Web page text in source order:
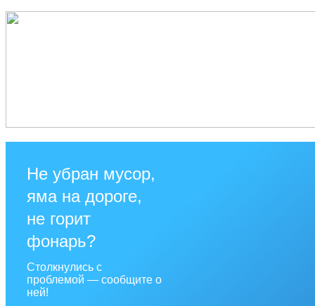
Не убран мусор,
яма на дороге,
не горит
фонарь?
Столкнулись с
проблемой — сообщите о
ней!